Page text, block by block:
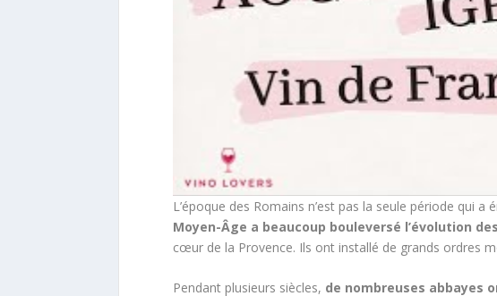
L’époque des Romains n’est pas la seule période qui
Moyen-Âge a beaucoup bouleversé l’évolution
cœur de la Provence. Ils ont installé de grands ordres
Pendant plusieurs siècles, de nombreuses abbayes